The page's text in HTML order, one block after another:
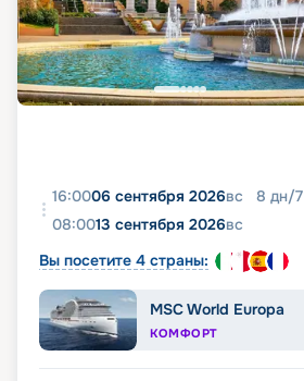
16:0006 сентября 2026вс 8 дн/7
08:0013 сентября 2026вс
Вы посетите 4 страны:
MSC World Europa
КОМФОРТ